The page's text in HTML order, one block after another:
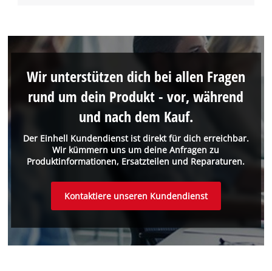
Der Einhell Kundendienst ist direkt für dich erreichbar.
Wir kümmern uns um deine Anfragen zu
Produktinformationen, Ersatzteilen und Reparaturen.
Wir unterstützen dich bei allen Fragen
rund um dein Produkt - vor, während
und nach dem Kauf.
Kontaktiere unseren Kundendienst